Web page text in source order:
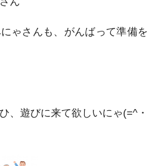
ゃさんも、がんばって準備を
、遊びに来て欲しいにゃ(=^・